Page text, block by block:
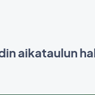
aikataulun